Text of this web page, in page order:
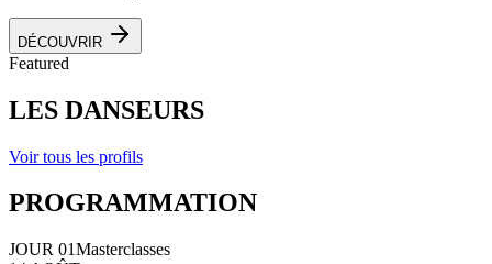
DÉCOUVRIR
Featured
LES DANSEURS
Voir tous les profils
PROGRAMMATION
JOUR 01Masterclasses